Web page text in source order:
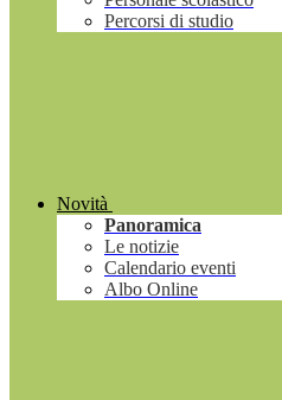
Percorsi di studio
Novità
Panoramica
Le notizie
Calendario eventi
Albo Online